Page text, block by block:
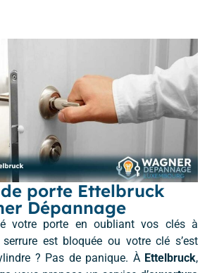
porte Ettelbruck
Dépannage
votre porte en oubliant vos clés à
serrure est bloquée ou votre clé s’est
? Pas de panique. À Ettelbruck,